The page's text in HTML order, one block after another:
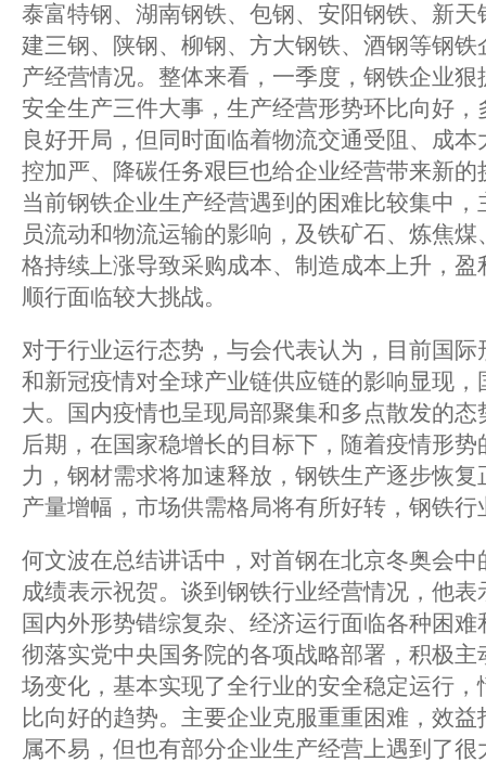
泰富特钢、湖南钢铁、包钢、安阳钢铁、新
建三钢、陕钢、柳钢、方大钢铁、酒钢等钢
产经营情况。整体来看，一季度，钢铁企业
安全生产三件大事，生产经营形势环比向好
良好开局，但同时面临着物流交通受阻、成
控加严、降碳任务艰巨也给企业经营带来新
当前钢铁企业生产经营遇到的困难比较集中
员流动和物流运输的影响，及铁矿石、炼焦
格持续上涨导致采购成本、制造成本上升，
顺行面临较大挑战。
对于行业运行态势，与会代表认为，目前国
和新冠疫情对全球产业链供应链的影响显现
大。国内疫情也呈现局部聚集和多点散发的
后期，在国家稳增长的目标下，随着疫情形
力，钢材需求将加速释放，钢铁生产逐步恢
产量增幅，市场供需格局将有所好转，钢铁
何文波在总结讲话中，对首钢在北京冬奥会
成绩表示祝贺。谈到钢铁行业经营情况，他
国内外形势错综复杂、经济运行面临各种困
彻落实党中央国务院的各项战略部署，积极
场变化，基本实现了全行业的安全稳定运行
比向好的趋势。主要企业克服重重困难，效益
属不易，但也有部分企业生产经营上遇到了